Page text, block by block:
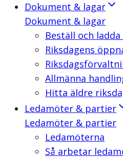
Dokument & lagar
Dokument & lagar
Beställ och
Riksdagens
Allmänna
Hitta äldre
Ledamöter & partier
Ledamöter & partier
Ledamöterna
Så arbetar